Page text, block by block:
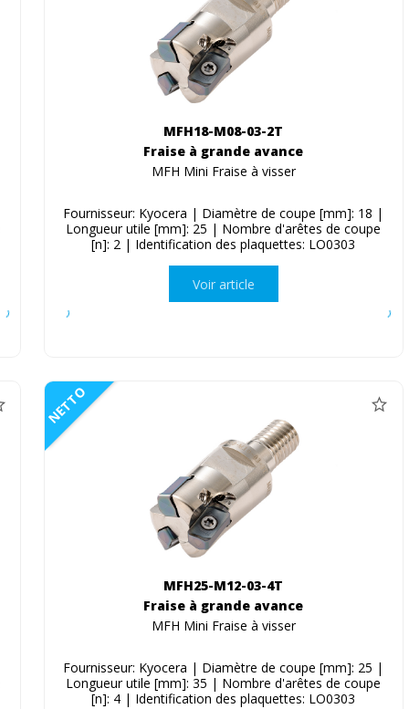
MFH18-M08-03-2T
Fraise à grande avance
MFH Mini Fraise à visser
Fournisseur: Kyocera | Diamètre de coupe [mm]: 18 |
Longueur utile [mm]: 25 | Nombre d'arêtes de coupe
[n]: 2 | Identification des plaquettes: LO0303
Voir article
NETTO
MFH25-M12-03-4T
Fraise à grande avance
MFH Mini Fraise à visser
Fournisseur: Kyocera | Diamètre de coupe [mm]: 25 |
Longueur utile [mm]: 35 | Nombre d'arêtes de coupe
[n]: 4 | Identification des plaquettes: LO0303